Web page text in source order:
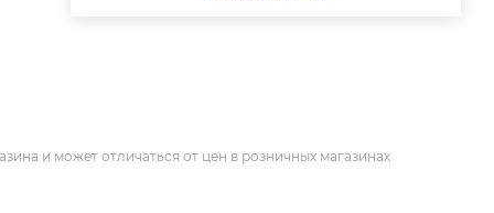
и может отличаться от цен в розничных магазинах